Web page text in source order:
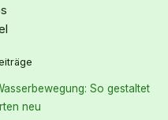
So gestaltet
neu